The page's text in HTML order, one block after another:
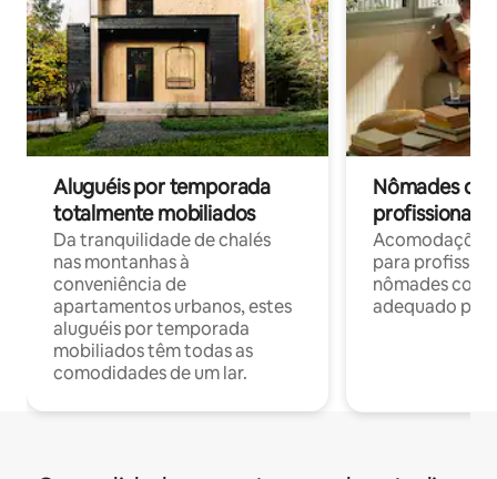
Aluguéis por temporada
totalmente mobiliados
Da tranquilidade de chalés
nas montanhas à
conveniência de
apartamentos urbanos, estes
aluguéis por temporada
mobiliados têm todas as
comodidades de um lar.
Nômades
profissionais
para
nômades com
adequado